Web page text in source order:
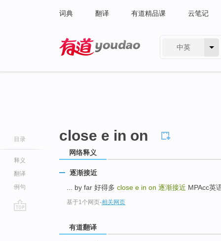
词典 翻译 有道精品课 云笔记
中英
目录
释义
翻译
例句
close e in on
网络释义
逐渐接近
... by far 好得多 close e in on 逐渐接近 MPAcc英
基于1个网页-相关网页
有道翻译